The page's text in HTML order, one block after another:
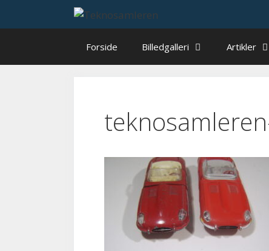
Forside Billedgalleri Artikler